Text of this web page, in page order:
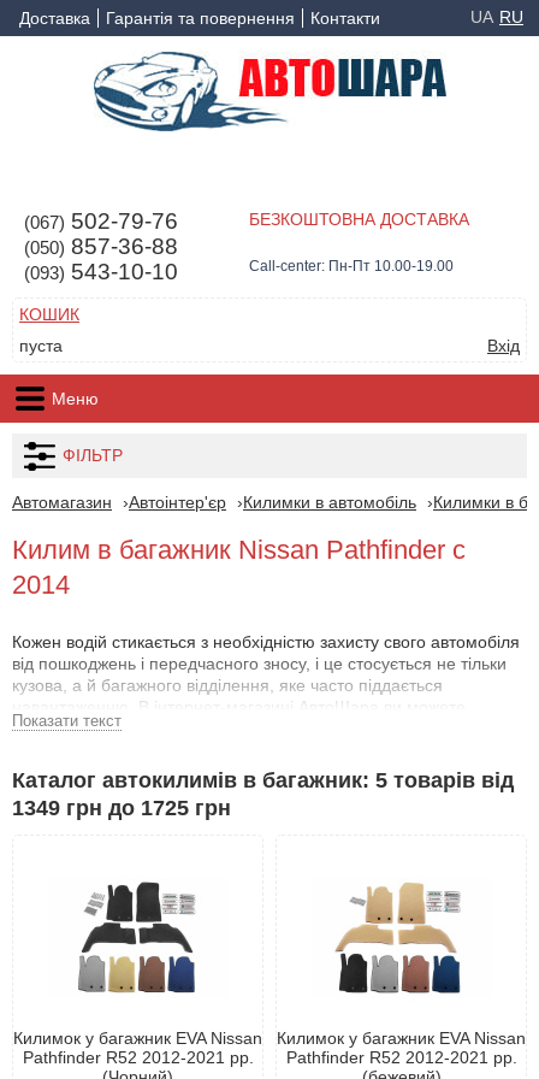
Доставка Гарантія та повернення Контакти UA RU
(067) 502-79-76
(050) 857-36-88
(093) 543-10-10
БЕЗКОШТОВНА ДОСТАВКА
Call-center: Пн-Пт 10.00-19.00
КОШИК
пуста
Вхід
Меню
ФІЛЬТР
Автомагазин Автоінтер'єр Килимки в автомобіль Килимки в
Килим в багажник Nissan Pathfinder с
2014
Кожен водій стикається з необхідністю захисту свого автомобіля
від пошкоджень і передчасного зносу, і це стосується не тільки
кузова, а й багажного відділення, яке часто піддається
навантаженню. В інтернет-магазині АвтоШара ви можете
придбати килимок у багажник Ниссан Пасфаиндер 2014- за
Продукція відрізняється відмінною якістю і доступна для будь-
якого власника автомобіля. Асортимент товару досить широкий і
Коврик для багажника Ниссан Пасфаиндер 2014- - це не просто
корисний аксесуар, а обов'язкова деталь для вашого
автомобіля. Він ефективно захищає багажник від бруду,
можливої корозії та механічних пошкоджень, а також виконує
Крім того, килимок допомагає оновити зовнішній вигляд вашого
автомобіля, підкреслюючи смак власника. Тому під час вибору
Показати текст
Каталог автокилимів в багажник: 5 товарів від
1349 грн до 1725 грн
Килимок у багажник EVA Nissan
Pathfinder R52 2012-2021 рр.
Килимок у багажник EVA Nissan
Pathfinder R52 2012-2021 рр.